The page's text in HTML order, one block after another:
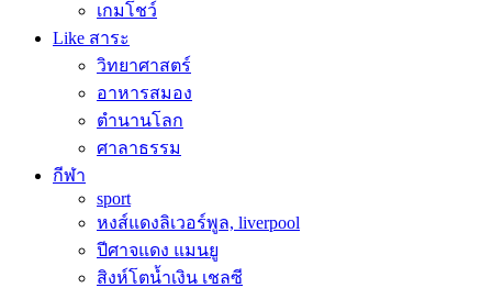
เกมโชว์
Like สาระ
วิทยาศาสตร์
อาหารสมอง
ตำนานโลก
ศาลาธรรม
กีฬา
sport
หงส์แดงลิเวอร์พูล, liverpool
ปีศาจแดง แมนยู
สิงห์โตน้ำเงิน เชลซี